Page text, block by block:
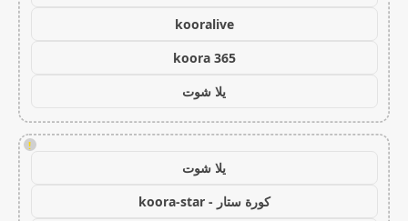
kooralive
koora 365
يلا شوت
!
يلا شوت
كورة ستار - koora-star